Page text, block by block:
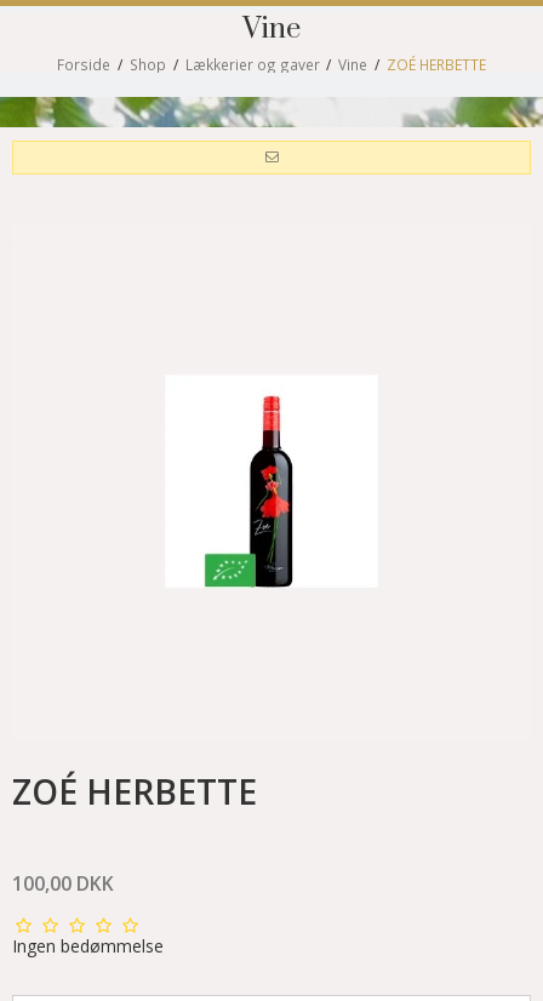
Vine
Forside / Shop / Lækkerier og gaver / Vine / ZOÉ HERBETTE
ZOÉ HERBETTE
100,00 DKK
Ingen bedømmelse